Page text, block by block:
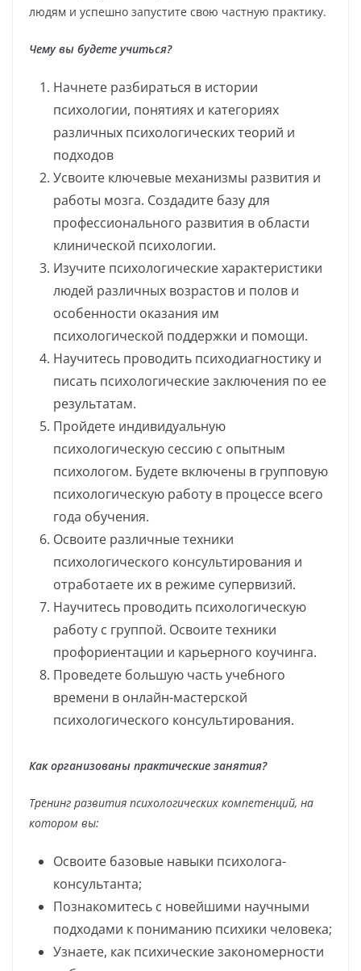
людям и успешно запустите свою частную практику.
Чему вы будете учиться?
Начнете разбираться в истории
психологии, понятиях и категориях
различных психологических теорий и
подходов
Усвоите ключевые механизмы развития и
работы мозга. Создадите базу для
профессионального развития в области
клинической психологии.
Изучите психологические характеристики
людей различных возрастов и полов и
особенности оказания им
психологической поддержки и помощи.
Научитесь проводить психодиагностику и
писать психологические заключения по ее
результатам.
Пройдете индивидуальную
психологическую сессию с опытным
психологом. Будете включены в групповую
психологическую работу в процессе всего
года обучения.
Освоите различные техники
психологического консультирования и
отработаете их в режиме супервизий.
Научитесь проводить психологическую
работу с группой. Освоите техники
профориентации и карьерного коучинга.
Проведете большую часть учебного
времени в онлайн-мастерской
психологического консультирования.
Как организованы практические занятия?
Тренинг развития психологических компетенций, на
котором вы:
Освоите базовые навыки психолога-
консультанта;
Познакомитесь с новейшими научными
подходами к пониманию психики человека;
Узнаете, как психические закономерности